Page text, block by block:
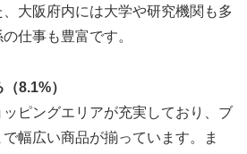
大阪府内には大学や研究機関も多
仕事も豊富です。
8.1%）
ピングエリアが充実しており、ブ
幅広い商品が揃っています。ま